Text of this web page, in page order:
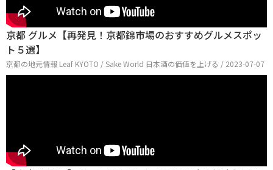
京都 グルメ【再発見！京都錦市場のおすすめグルメスポッ
ト５選】
京都の地元情報 Leaf KYOTO / Sake World 日本酒の価値を上げる / 2023-07-07